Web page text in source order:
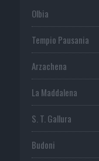
Olbia
Tempio Pausania
Arzachena
La Maddalena
S. T. Gallura
Budoni